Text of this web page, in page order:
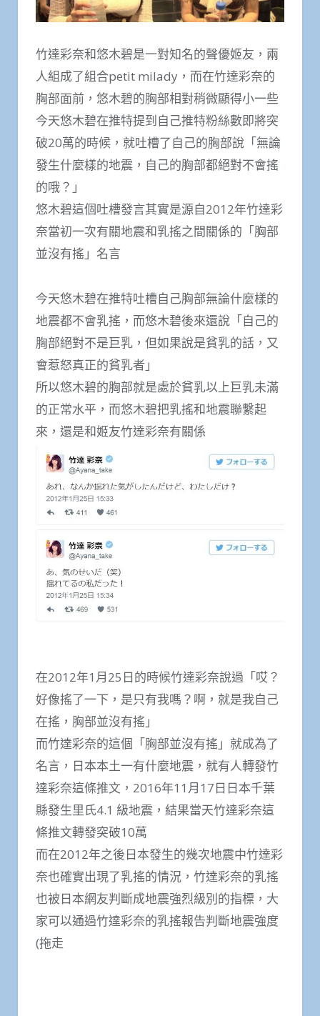
竹達彩奈和悠木碧是一對知名的聲優姬友，兩
人組成了組合petit milady，而在竹達彩奈的
胸部面前，悠木碧的胸部相對稍微顯得小一些
今天悠木碧在推特提到自己推特粉絲數即將突
破20萬的時候，就吐槽了自己的胸部說「無論
發生什麼樣的地震，自己的胸部都絕對不會搖
的哦？」
悠木碧這個吐槽發言其實是源自2012年竹達彩
奈當初一次有關地震和乳搖之間關係的「胸部
並沒有搖」名言
今天悠木碧在推特吐槽自己胸部無論什麼樣的
地震都不會乳搖，而悠木碧後來還說「自己的
胸部絕對不是巨乳，但如果說是貧乳的話，又
會惹怒真正的貧乳者」
所以悠木碧的胸部就是處於貧乳以上巨乳未滿
的正常水平，而悠木碧把乳搖和地震聯繫起
來，還是和姬友竹達彩奈有關係
在2012年1月25日的時候竹達彩奈說過「哎？
好像搖了一下，是只有我嗎？啊，就是我自己
在搖，胸部並沒有搖」
而竹達彩奈的這個「胸部並沒有搖」就成為了
名言，日本本土一有什麼地震，就有人轉發竹
達彩奈這條推文，2016年11月17日日本千葉
縣發生里氏4.1 級地震，結果當天竹達彩奈這
條推文轉發突破10萬
而在2012年之後日本發生的幾次地震中竹達彩
奈也確實出現了乳搖的情況，竹達彩奈的乳搖
也被日本網友判斷成地震強烈級別的指標，大
家可以通過竹達彩奈的乳搖報告判斷地震強度
(拖走